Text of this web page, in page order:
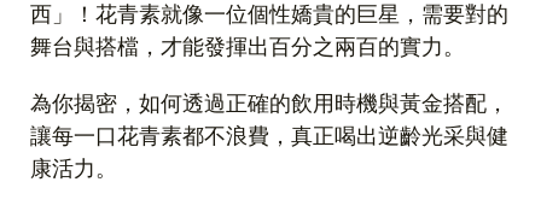
西」！花青素就像一位個性嬌貴的巨星，需要對的
舞台與搭檔，才能發揮出百分之兩百的實力。
為你揭密，如何透過正確的飲用時機與黃金搭配，
讓每一口花青素都不浪費，真正喝出逆齡光采與健
康活力。